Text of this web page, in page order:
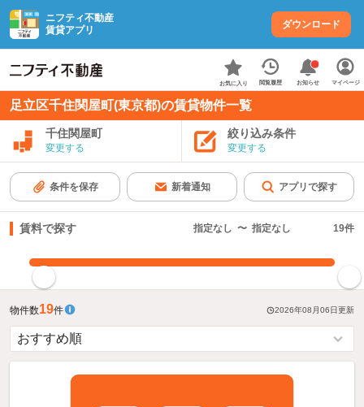
ニフティ不動産
賃貸アプリ
ダウンロード
お気に入り 閲覧履歴 お知らせ マイページ
足立区千住関屋町(東京都)の賃貸物件一覧
千住関屋町
変更する
絞り込み条件
変更する
条件を保存 新着通知 アプリで探す
賃料で探す 指定なし 〜 指定なし 19件
物件数19件 2026年08月06日更新